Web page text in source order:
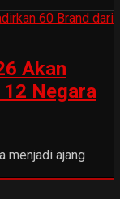
Akan
Negara
menjadi ajang